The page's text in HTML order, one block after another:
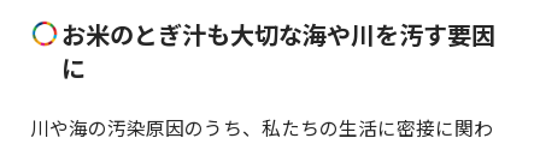
お米のとぎ汁も大切な海や川を汚す要因
に
川や海の汚染原因のうち、私たちの生活に密接に関わ